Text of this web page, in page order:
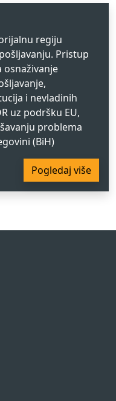
regiju
Pristup
osnaživanje
i nevladinih
uz podršku EU,
problema
(BiH)
Pogledaj više